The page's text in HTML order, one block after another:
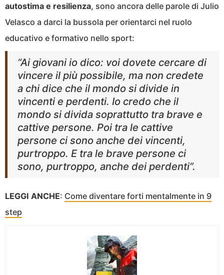
autostima e resilienza, sono ancora delle parole di Julio
Velasco a darci la bussola per orientarci nel ruolo
educativo e formativo nello sport:
“Ai giovani io dico: voi dovete cercare di
vincere il più possibile, ma non credete
a chi dice che il mondo si divide in
vincenti e perdenti. Io credo che il
mondo si divida soprattutto tra brave e
cattive persone. Poi tra le cattive
persone ci sono anche dei vincenti,
purtroppo. E tra le brave persone ci
sono, purtroppo, anche dei perdenti”.
LEGGI ANCHE: Come diventare forti mentalmente in 9
step